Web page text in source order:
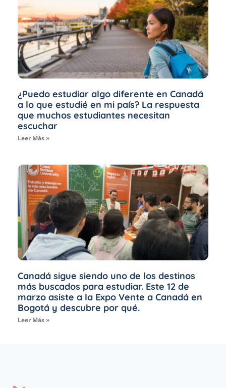
¿Puedo estudiar algo diferente en Canadá
a lo que estudié en mi país? La respuesta
que muchos estudiantes necesitan
escuchar
Leer Más »
Canadá sigue siendo uno de los destinos
más buscados para estudiar. Este 12 de
marzo asiste a la Expo Vente a Canadá en
Bogotá y descubre por qué.
Leer Más »